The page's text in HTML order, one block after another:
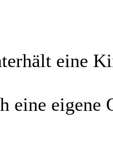
eine
eine eigene